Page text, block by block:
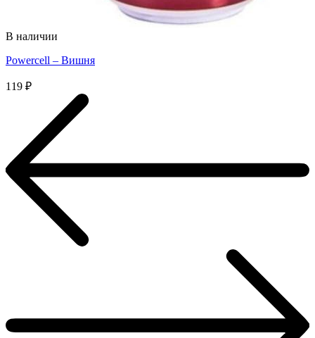
В наличии
Powercell – Вишня
119 ₽